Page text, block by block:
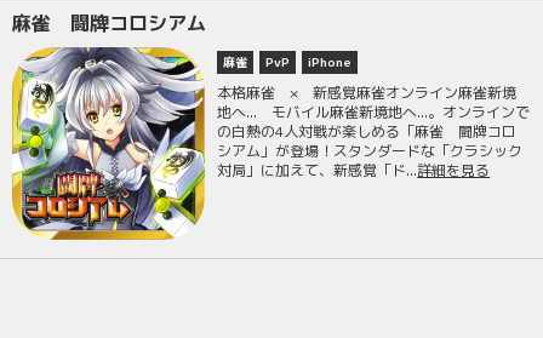
麻雀 闘牌コロシアム
麻雀 PvP iPhone
本格麻雀 × 新感覚麻雀オンライン麻雀新境
地へ... モバイル麻雀新境地へ...。オンラインで
の白熱の4人対戦が楽しめる「麻雀 闘牌コロ
シアム」が登場！スタンダードな「クラシック
対局」に加えて、新感覚「ド...詳細を見る